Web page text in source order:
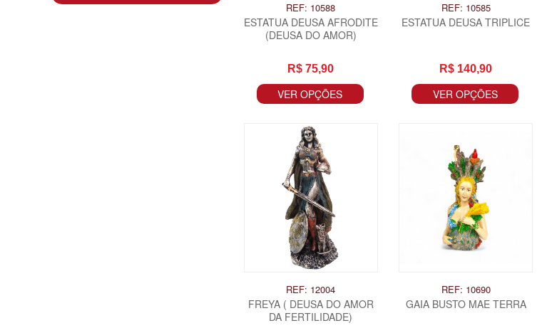
REF: 10588
ESTATUA DEUSA AFRODITE
(DEUSA DO AMOR)
R$ 75,90
VER OPÇÕES
REF: 10585
ESTATUA DEUSA TRIPLICE
R$ 140,90
VER OPÇÕES
REF: 12004
FREYA ( DEUSA DO AMOR
DA FERTILIDADE)
REF: 10690
GAIA BUSTO MAE TERRA